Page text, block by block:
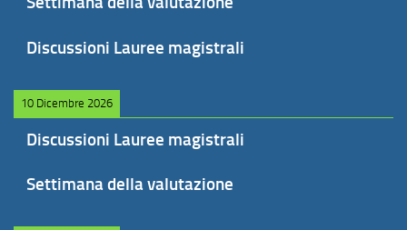
Discussioni Lauree magistrali
10 Dicembre 2026
Discussioni Lauree magistrali
Settimana della valutazione